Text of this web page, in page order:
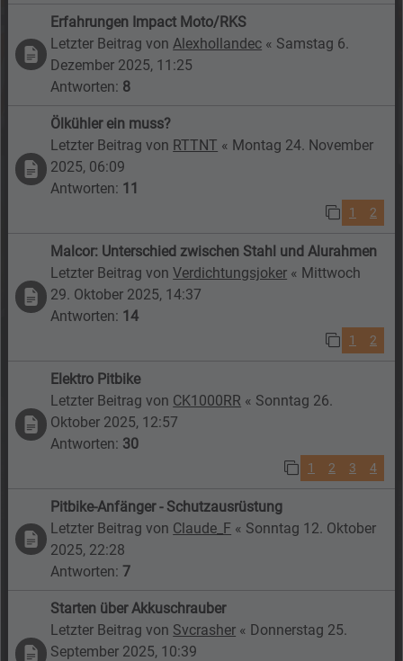
Erfahrungen Impact Moto/RKS
Letzter Beitrag von Alexhollandec « Samstag 6.
Dezember 2025, 11:25
Antworten: 8
Ölkühler ein muss?
Letzter Beitrag von RTTNT « Montag 24. November
2025, 06:09
Antworten: 11
1 2
Malcor: Unterschied zwischen Stahl und Alurahmen
Letzter Beitrag vonVerdichtungsjoker « Mittwoch
29. Oktober 2025, 14:37
Antworten: 14
1 2
Elektro Pitbike
Letzter Beitrag von CK1000RR « Sonntag 26.
Oktober 2025, 12:57
Antworten: 30
1 2 3 4
Pitbike-Anfänger - Schutzausrüstung
Letzter Beitrag von Claude_F « Sonntag 12. Oktober
2025, 22:28
Antworten:7
Starten über Akkuschrauber
Letzter Beitrag von Svcrasher « Donnerstag 25.
September 2025, 10:39